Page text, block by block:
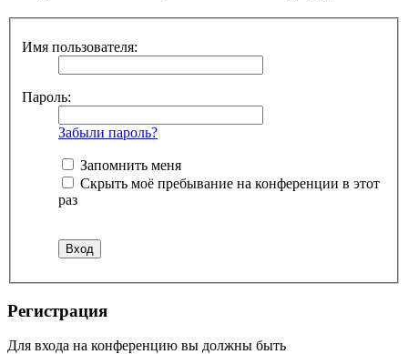
Имя пользователя:
Пароль:
Забыли пароль?
Запомнить меня
Скрыть моё пребывание на конференции в этот
раз
Регистрация
Для входа на конференцию вы должны быть